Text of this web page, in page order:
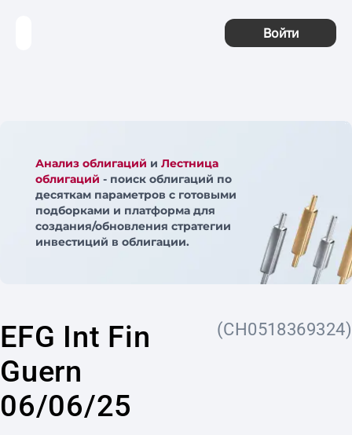
Войти
Анализ облигаций и Лестница
облигаций - поиск облигаций по
десяткам параметров с готовыми
подборками и платформа для
создания/обновления стратегии
инвестиций в облигации.
EFG Int Fin
Guern
06/06/25
(CH0518369324)